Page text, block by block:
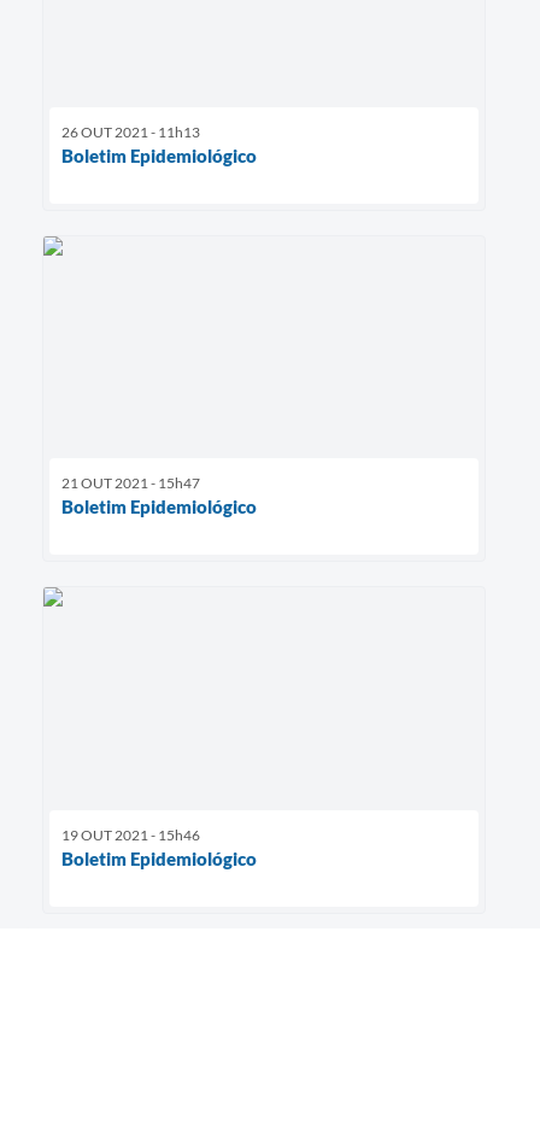
26 OUT 2021 - 11h13
Boletim Epidemiológico
21 OUT 2021 - 15h47
Boletim Epidemiológico
19 OUT 2021 - 15h46
Boletim Epidemiológico